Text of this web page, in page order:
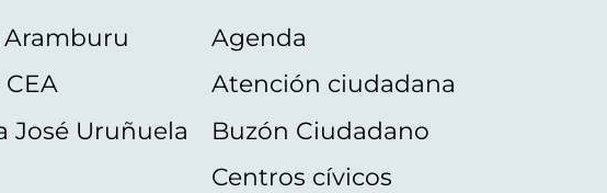
Aramburu
José Uruñuela
Agenda
Atención ciudadana
Buzón Ciudadano
Centros cívicos